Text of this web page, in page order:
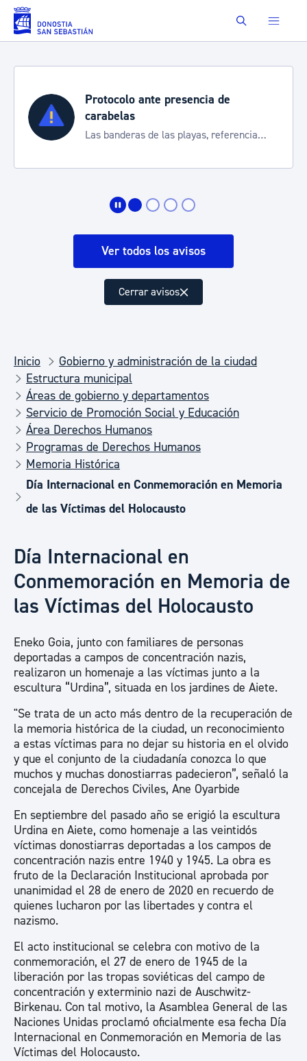
Saltar al contenido principal Buscar
Protocolo ante presencia de
carabelas
Las banderas de las playas, referencia
Ver todos los avisos
Cerrar avisos
Inicio
Gobierno y administración de la ciudad
Estructura municipal
Áreas de gobierno y departamentos
Servicio de Promoción Social y Educación
Área Derechos Humanos
Programas de Derechos Humanos
Memoria Histórica
Día Internacional en Conmemoración en Memoria
de las Víctimas del Holocausto
Día Internacional en
Conmemoración en Memoria de
las Víctimas del Holocausto
Eneko Goia, junto con familiares de personas
deportadas a campos de concentración nazis,
realizaron un homenaje a las víctimas junto a la
escultura “Urdina”, situada en los jardines de Aiete.
"Se trata de un acto más dentro de la recuperación de
la memoria histórica de la ciudad, un reconocimiento
a estas víctimas para no dejar su historia en el olvido
y que el conjunto de la ciudadanía conozca lo que
muchos y muchas donostiarras padecieron”, señaló la
concejala de Derechos Civiles, Ane Oyarbide
En septiembre del pasado año se erigió la escultura
Urdina en Aiete, como homenaje a las veintidós
víctimas donostiarras deportadas a los campos de
concentración nazis entre 1940 y 1945. La obra es
fruto de la Declaración Institucional aprobada por
unanimidad el 28 de enero de 2020 en recuerdo de
quienes lucharon por las libertades y contra el
nazismo.
El acto institucional se celebra con motivo de la
conmemoración, el 27 de enero de 1945 de la
liberación por las tropas soviéticas del campo de
concentración y exterminio nazi de Auschwitz-
Birkenau. Con tal motivo, la Asamblea General de las
Naciones Unidas proclamó oficialmente esa fecha Día
Internacional en Conmemoración en Memoria de las
Víctimas del Holocausto.